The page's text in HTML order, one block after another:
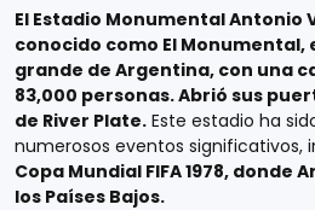
El Estadio Monumental Antonio
conocido como El Monumental,
grande de Argentina, con una
83,000 personas. Abrió sus
de River Plate. Este estadio ha
numerosos eventos significativos,
Copa Mundial FIFA 1978,
los Países Bajos.